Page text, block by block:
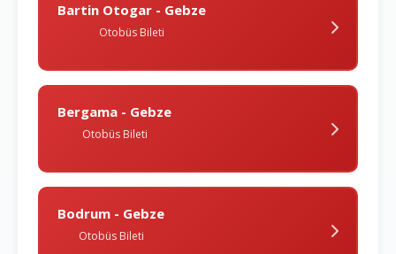
Bartin Otogar - Gebze
Otobüs Bileti
Bergama - Gebze
Otobüs Bileti
Bodrum - Gebze
Otobüs Bileti